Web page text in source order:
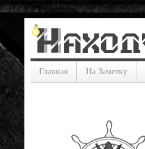
Главная На Заметку